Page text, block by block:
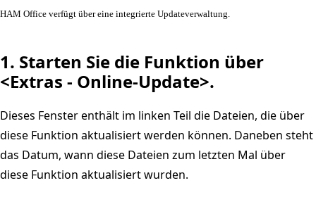
HAM Office verfügt über eine integrierte Updateverwaltung.
1. Starten Sie die Funktion über
<Extras - Online-Update>.
Dieses Fenster enthält im linken Teil die Dateien, die über
diese Funktion aktualisiert werden können. Daneben steht
das Datum, wann diese Dateien zum letzten Mal über
diese Funktion aktualisiert wurden.